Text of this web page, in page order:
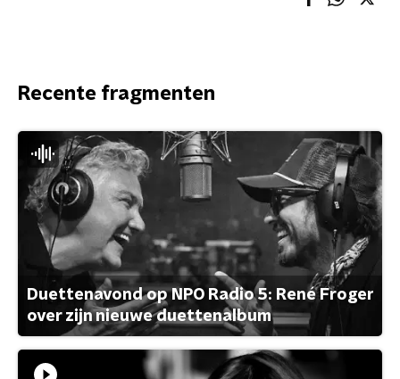
Recente fragmenten
Duettenavond op NPO Radio 5: René Froger
over zijn nieuwe duettenalbum